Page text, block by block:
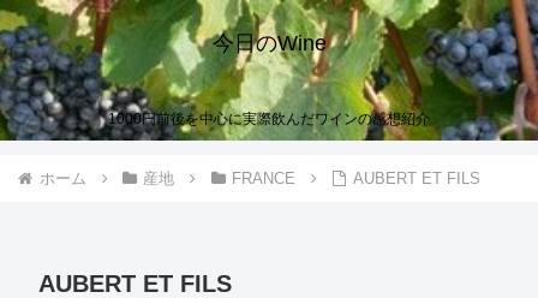
今日のWine
1000円前後を中心に実際飲んだワインの感想紹介
ホーム 産地 FRANCE AUBERT ET FILS
AUBERT ET FILS